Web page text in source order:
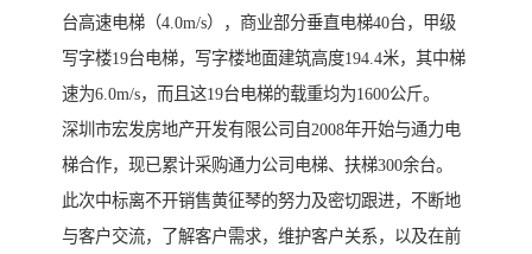
台高速电梯（4.0m/s），商业部分垂直电梯40台，甲级
写字楼19台电梯，写字楼地面建筑高度194.4米，其中梯
速为6.0m/s，而且这19台电梯的载重均为1600公斤。
深圳市宏发房地产开发有限公司自2008年开始与通力电
梯合作，现已累计采购通力公司电梯、扶梯300余台。
此次中标离不开销售黄征琴的努力及密切跟进，不断地
与客户交流，了解客户需求，维护客户关系，以及在前